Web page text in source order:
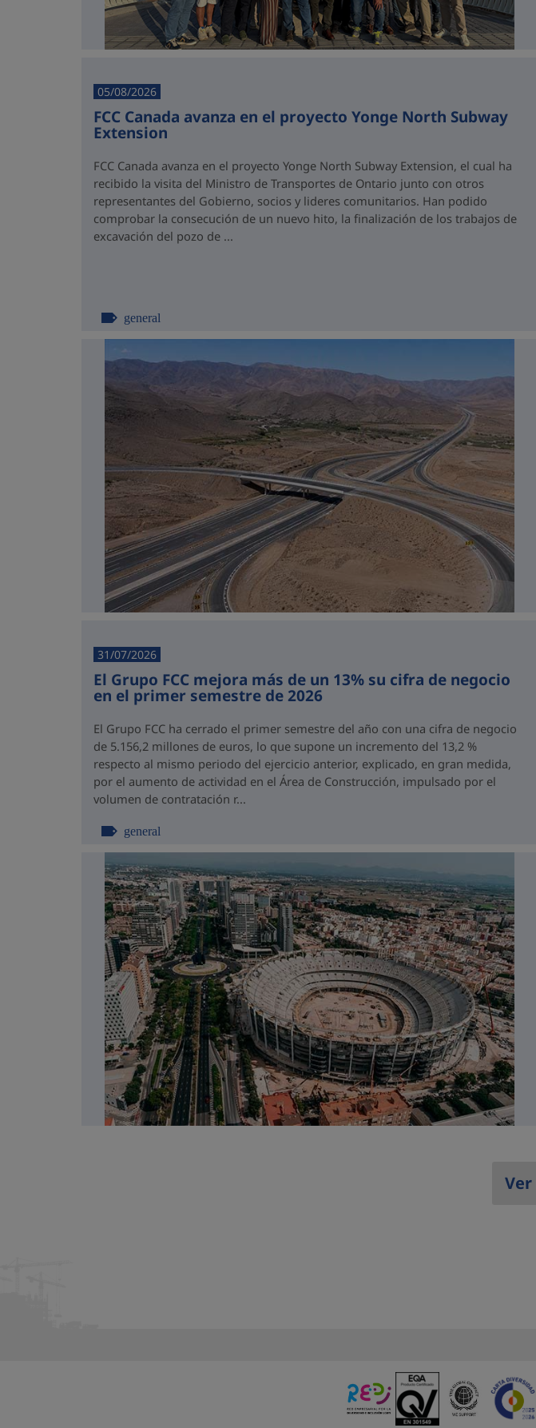
05/08/2026
FCC Canada avanza en el proyecto Yonge North Subway
Extension
FCC Canada avanza en el proyecto Yonge North Subway Extension, el cual ha
recibido la visita del Ministro de Transportes de Ontario junto con otros
representantes del Gobierno, socios y lideres comunitarios. Han podido
comprobar la consecución de un nuevo hito, la finalización de los trabajos de
excavación del pozo de ...
general
31/07/2026
El Grupo FCC mejora más de un 13% su cifra de negocio
en el primer semestre de 2026
El Grupo FCC ha cerrado el primer semestre del año con una cifra de negocio
de 5.156,2 millones de euros, lo que supone un incremento del 13,2 %
respecto al mismo periodo del ejercicio anterior, explicado, en gran medida,
por el aumento de actividad en el Área de Construcción, impulsado por el
volumen de contratación r...
general
Ver